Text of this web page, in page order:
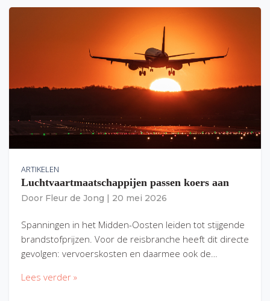
ARTIKELEN
Luchtvaartmaatschappijen passen koers aan
Door Fleur de Jong 20 mei 2026
Spanningen in het Midden-Oosten leiden tot stijgende
brandstofprijzen. Voor de reisbranche heeft dit directe
gevolgen: vervoerskosten en daarmee ook de…
Lees verder »